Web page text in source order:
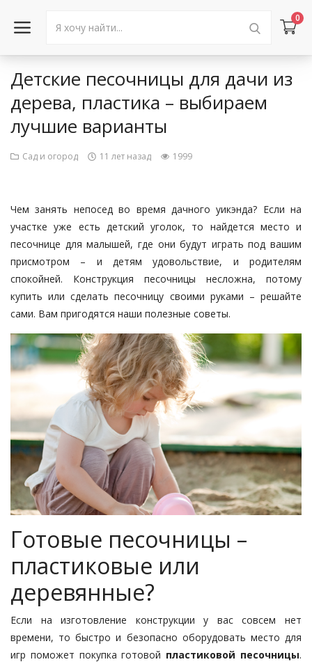
0
Войти в аккаунт
Каталог товаров
Акции
Статьи
Объявления
Контакты
Город: Колумбус
Детские песочницы для дачи из
дерева, пластика – выбираем
лучшие варианты
Сад и огород 11 лет назад 1999
Чем занять непосед во время дачного уикэнда? Если на
участке уже есть детский уголок, то найдется место и
песочнице для малышей, где они будут играть под вашим
присмотром – и детям удовольствие, и родителям
спокойней. Конструкция песочницы несложна, потому
купить или сделать песочницу своими руками – решайте
сами. Вам пригодятся наши полезные советы.
Готовые песочницы –
пластиковые или
деревянные?
Если на изготовление конструкции у вас совсем нет
времени, то быстро и безопасно оборудовать место для
игр поможет покупка готовой пластиковой песочницы.